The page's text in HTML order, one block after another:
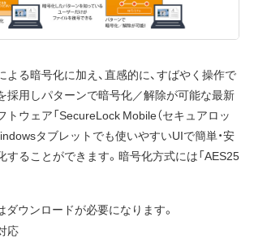
る暗号化に加え、直感的に、すばやく操作で
採用しパターンで暗号化／解除が可能な最新
ウェア「SecureLock Mobile（セキュアロッ
タブレットでも使いやすいUIで簡単・安
ることができます。暗号化方式には「AES25
ダウンロードが必要になります。
応